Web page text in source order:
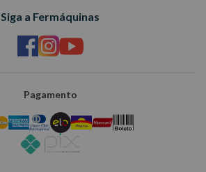
Siga a Fermáquinas
Pagamento